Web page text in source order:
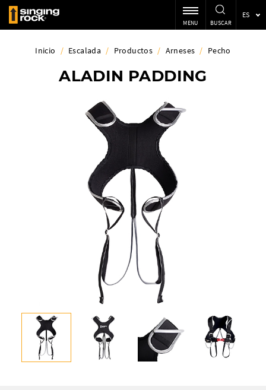
ES
MENU BUSCAR
Inicio / Escalada / Productos / Arneses / Pecho
ALADIN PADDING